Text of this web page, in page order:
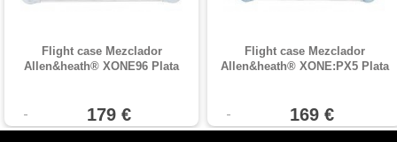
Flight case Mezclador
Allen&heath® XONE96 Plata
179 €
Flight case Mezclador
Allen&heath® XONE:PX5 Plata
169 €